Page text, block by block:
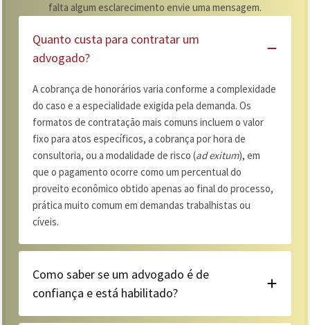
falta algum esclarecimento envie uma mensagem.
Quanto custa para contratar um
advogado?
A cobrança de honorários varia conforme a complexidade
do caso e a especialidade exigida pela demanda. Os
formatos de contratação mais comuns incluem o valor
fixo para atos específicos, a cobrança por hora de
consultoria, ou a modalidade de risco (ad exitum), em
que o pagamento ocorre como um percentual do
proveito econômico obtido apenas ao final do processo,
prática muito comum em demandas trabalhistas ou
cíveis.
Como saber se um advogado é de
confiança e está habilitado?